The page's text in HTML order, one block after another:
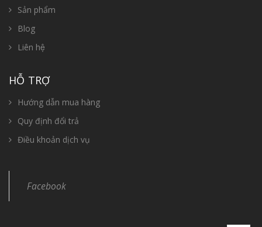
Sản phẩm
Blog
Liên hệ
HỖ TRỢ
Hướng dẫn mua hàng
Quy định đổi trả
Điều khoản dịch vụ
Facebook